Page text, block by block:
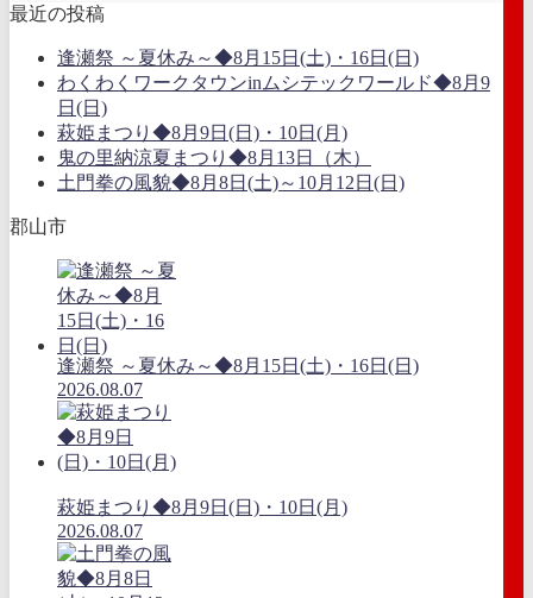
最近の投稿
逢瀬祭 ～夏休み～◆8月15日(土)・16日(日)
わくわくワークタウンinムシテックワールド◆8月9
日(日)
萩姫まつり◆8月9日(日)・10日(月)
鬼の里納涼夏まつり◆8月13日（木）
土門拳の風貌◆8月8日(土)～10月12日(日)
郡山市
逢瀬祭 ～夏休み～◆8月15日(土)・16日(日)
2026.08.07
萩姫まつり◆8月9日(日)・10日(月)
2026.08.07